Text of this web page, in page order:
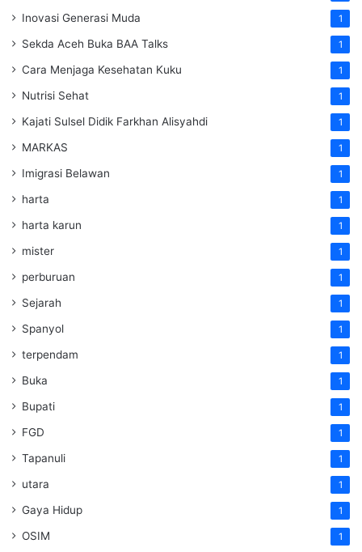
Inovasi Generasi Muda 1
Sekda Aceh Buka BAA Talks 1
Cara Menjaga Kesehatan Kuku 1
Nutrisi Sehat 1
Kajati Sulsel Didik Farkhan Alisyahdi 1
MARKAS 1
Imigrasi Belawan 1
harta 1
harta karun 1
mister 1
perburuan 1
Sejarah 1
Spanyol 1
terpendam 1
Buka 1
Bupati 1
FGD 1
Tapanuli 1
utara 1
Gaya Hidup 1
OSIM 1